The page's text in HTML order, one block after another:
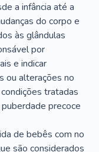
a infância até a
do corpo e
às glândulas
por
e indicar
ou alterações no
tratadas
precoce
de bebês com no
são considerados